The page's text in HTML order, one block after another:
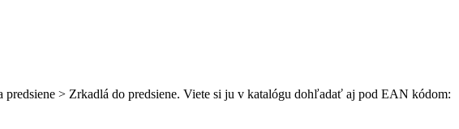
> Zrkadlá do predsiene. Viete si ju v katalógu dohľadať aj pod EAN kódom: